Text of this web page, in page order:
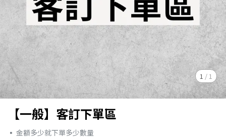
1 / 1
【一般】客訂下單區
▪︎ 金額多少就下單多少數量